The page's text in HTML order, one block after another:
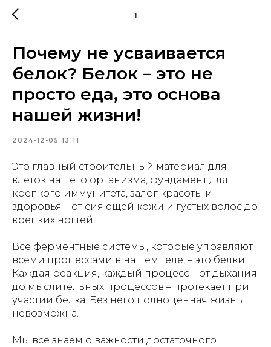
1
Почему не усваивается
белок? Белок – это не
просто еда, это основа
нашей жизни!
2024-12-05 13:11
Это главный строительный материал для
клеток нашего организма, фундамент для
крепкого иммунитета, залог красоты и
здоровья – от сияющей кожи и густых волос до
крепких ногтей.
Все ферментные системы, которые управляют
всеми процессами в нашем теле, – это белки.
Каждая реакция, каждый процесс – от дыхания
до мыслительных процессов – протекает при
участии белка. Без него полноценная жизнь
невозможна.
Мы все знаем о важности достаточного